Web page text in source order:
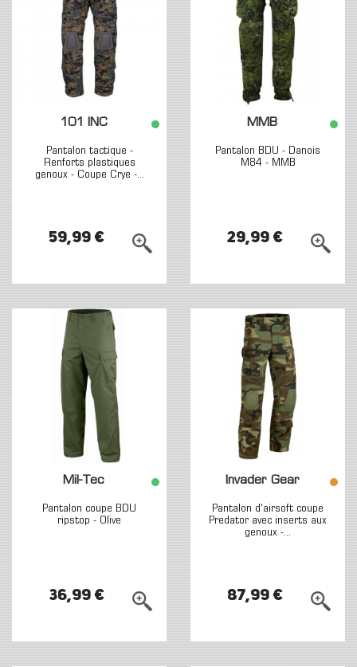
101 INC
Pantalon tactique -
Renforts plastiques
genoux - Coupe Crye -...
59,99 €
MMB
Pantalon BDU - Danois
M84 - MMB
29,99 €
Mil-Tec
Pantalon coupe BDU
ripstop - Olive
36,99 €
Invader Gear
Pantalon d'airsoft coupe
Predator avec inserts aux
genoux -...
87,99 €